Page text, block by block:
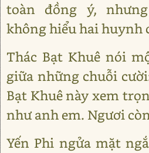
toàn đồng ý,
không hiểu hai huynh
Thác Bạt Khuê nói
giữa những chuỗi
Bạt Khuê này xem
như anh em. Ngươi
Yến Phi ngửa mặt